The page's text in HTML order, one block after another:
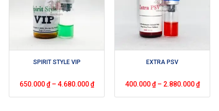
SPIRIT STYLE VIP
650.000₫– 4.680.000₫
EXTRA PSV
400.000₫– 2.880.000₫